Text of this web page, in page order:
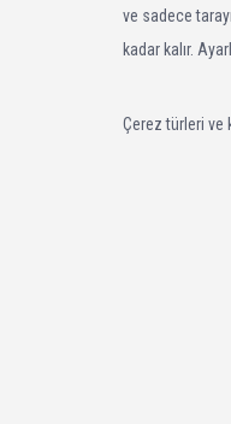
ve sadece
kadar kalır.
Çerez türleri ve